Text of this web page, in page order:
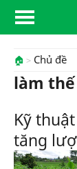
🏠 Chủ đề
làm
Kỹ
tăng